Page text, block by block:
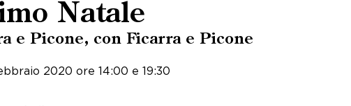
Natale
e Picone, con Ficarra e Picone
2020 ore 14:00 e 19:30